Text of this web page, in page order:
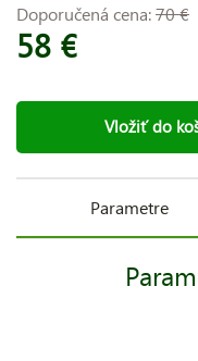
Doporučená cena:70 €
58 €
Vložiť do
Parametre